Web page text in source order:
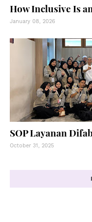
How Inclusive Is
January 08, 2026
SOP Layanan
October 31, 2025